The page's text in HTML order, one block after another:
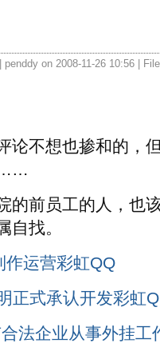
penddy on 2008-11-26 10:56 |
论不想也掺和的，
……
的前员工的人，也
自找。
作运营彩虹QQ
正式承认开发彩虹
法企业从事外挂工